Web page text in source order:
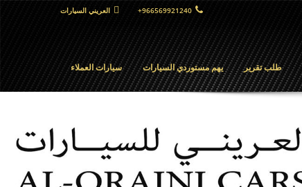
العريني السيارات +966569921240
سيارات العملاء يهم مستوردي السيارات طلب تقرير